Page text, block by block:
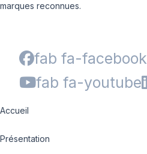
marques reconnues.
fab fa-facebook
fab fa-youtube
Accueil
Présentation